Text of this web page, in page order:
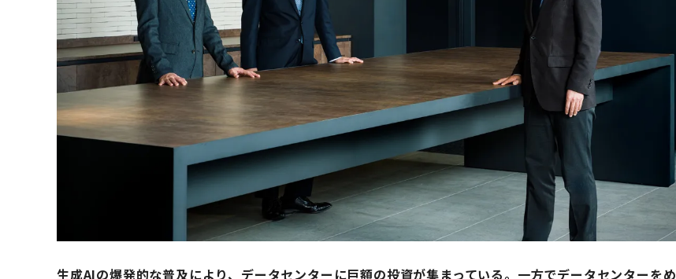
生成AIの爆発的な普及により、データセンターに巨額の投資が集まっている。一方でデータセンターをめ